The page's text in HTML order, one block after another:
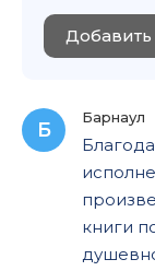
Б
Барнаул
книги